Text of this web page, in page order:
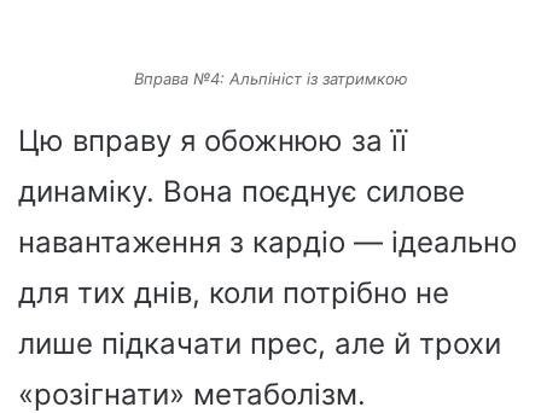
Вправа №4: Альпініст із затримкою
Цю вправу я обожнюю за її
динаміку. Вона поєднує силове
навантаження з кардіо — ідеально
для тих днів, коли потрібно не
лише підкачати прес, але й трохи
«розігнати» метаболізм.